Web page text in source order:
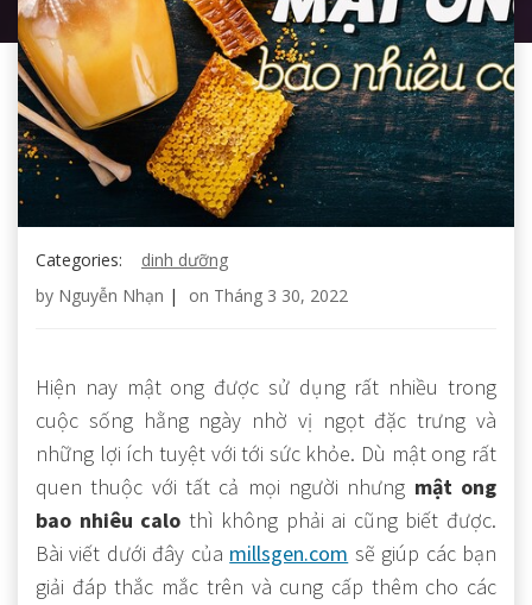
Categories:
dinh dưỡng
by Nguyễn Nhạn | on Tháng 3 30, 2022
Hiện nay mật ong được sử dụng rất nhiều trong
cuộc sống hằng ngày nhờ vị ngọt đặc trưng và
những lợi ích tuyệt với tới sức khỏe. Dù mật ong rất
quen thuộc với tất cả mọi người nhưng mật ong
bao nhiêu calo thì không phải ai cũng biết được.
Bài viết dưới đây của millsgen.com sẽ giúp các bạn
giải đáp thắc mắc trên và cung cấp thêm cho các